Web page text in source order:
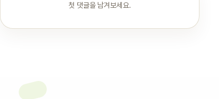
첫 댓글을 남겨보세요.